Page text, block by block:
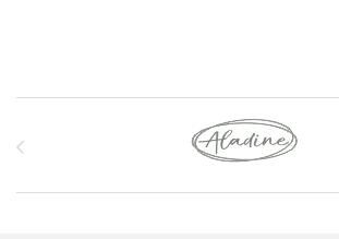
Marcas De Carrusel